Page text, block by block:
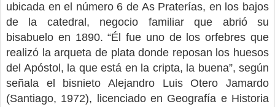
ubicada en el número 6 de As Praterías, en los bajos
de la catedral, negocio familiar que abrió su
bisabuelo en 1890. “Él fue uno de los orfebres que
realizó la arqueta de plata donde reposan los huesos
del Apóstol, la que está en la cripta, la buena”, según
señala el bisnieto Alejandro Luis Otero Jamardo
(Santiago, 1972), licenciado en Geografía e Historia